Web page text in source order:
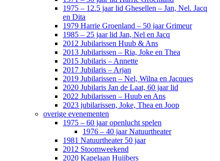
1975 – 12.5 jaar lid Ghesellen – Jan, Nel. Jacq
en Dita
1979 Harrie Groenland – 50 jaar Grimeur
1985 – 25 jaar lid Jan, Nel en Jacq
2012 Jubilarissen Huub & Ans
2013 Jubilarissen – Ria, Joke en Thea
2015 Jubilaris – Annette
2017 Jubilaris – Arjan
2019 Jubilarissen – Nel, Wilna en Jacques
2020 Jubilaris Jan de Laat, 60 jaar lid
2022 Jubilarissen – Huub en Ans
2023 jubilarissen, Joke, Thea en Joop
overige evenementen
1975 – 60 jaar openlucht spelen
1976 – 40 jaar Natuurtheater
1981 Natuurtheater 50 jaar
2012 Stoomweekend
2020 Kapelaan Huijbers